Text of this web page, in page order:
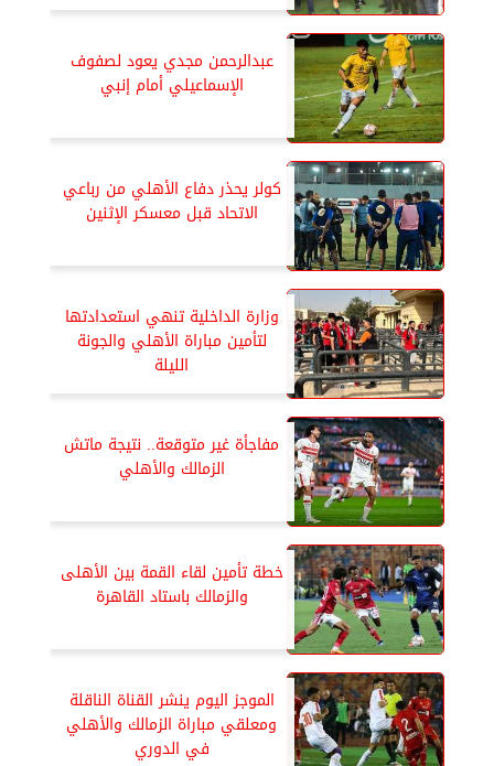
عبدالرحمن مجدي يعود لصفوف
الإسماعيلي أمام إنبي
كولر يحذر دفاع الأهلي من رباعي
الاتحاد قبل معسكر الإثنين
وزارة الداخلية تنهي استعدادتها
لتأمين مباراة الأهلي والجونة
الليلة
مفاجأة غير متوقعة.. نتيجة ماتش
الزمالك والأهلي
خطة تأمين لقاء القمة بين الأهلى
والزمالك باستاد القاهرة
الموجز اليوم ينشر القناة الناقلة
ومعلقي مباراة الزمالك والأهلي
في الدوري